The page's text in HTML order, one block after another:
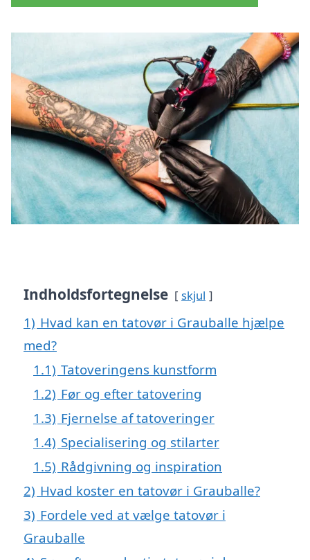
Indholdsfortegnelse skjul
1) Hvad kan en tatovør i Grauballe hjælpe
med?
1.1) Tatoveringens kunstform
1.2) Før og efter tatovering
1.3) Fjernelse af tatoveringer
1.4) Specialisering og stilarter
1.5) Rådgivning og inspiration
2) Hvad koster en tatovør i Grauballe?
3) Fordele ved at vælge tatovør i
Grauballe